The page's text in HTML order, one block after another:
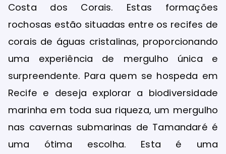
Costa dos Corais. Estas formações
rochosas estão situadas entre os recifes de
corais de águas cristalinas, proporcionando
uma experiência de mergulho única e
surpreendente. Para quem se hospeda em
Recife e deseja explorar a biodiversidade
marinha em toda sua riqueza, um mergulho
nas cavernas submarinas de Tamandaré é
uma ótima escolha. Esta é uma